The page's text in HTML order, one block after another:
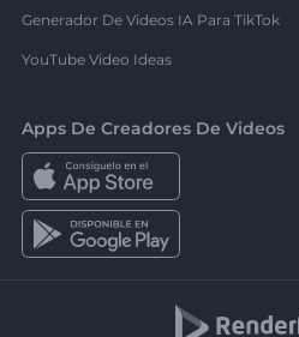
Generador De Videos IA Para TikTok
YouTube Video Ideas
Apps De Creadores De Videos